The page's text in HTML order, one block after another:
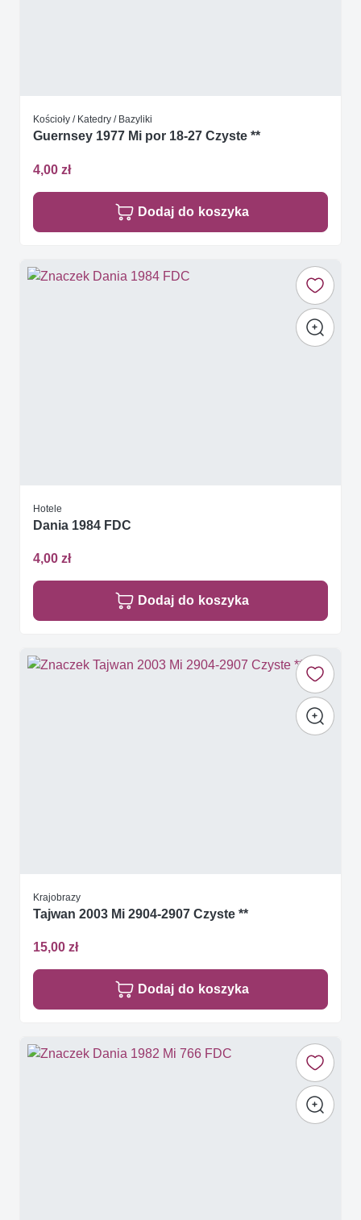
Kościoły / Katedry / Bazyliki
Guernsey 1977 Mi por 18-27 Czyste **
4,00 zł
Dodaj do koszyka
Hotele
Dania 1984 FDC
4,00 zł
Dodaj do koszyka
Krajobrazy
Tajwan 2003 Mi 2904-2907 Czyste **
15,00 zł
Dodaj do koszyka